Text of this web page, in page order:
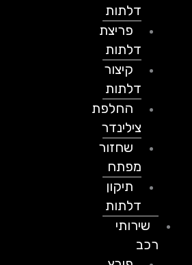
דלתות
פריצת
דלתות
קיצור
דלתות
החלפת
צילינדר
שחזור
מפתח
תיקון
דלתות
שירותי